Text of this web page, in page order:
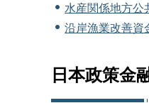
水産関係地方公
沿岸漁業改善資
日本政策金